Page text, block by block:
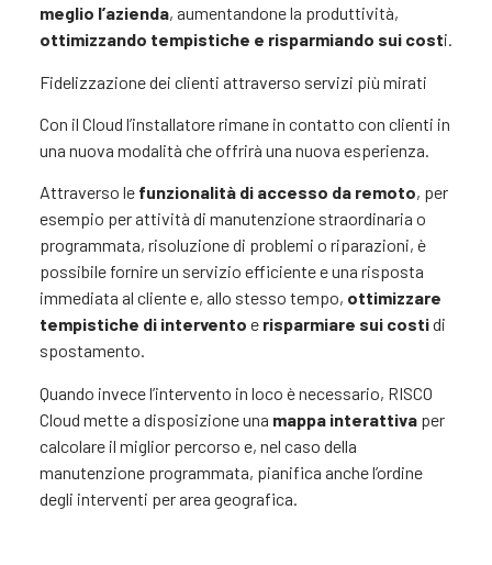
meglio l’azienda, aumentandone la produttività,
ottimizzando tempistiche e risparmiando sui costi.
Fidelizzazione dei clienti attraverso servizi più mirati
Con il Cloud l’installatore rimane in contatto con clienti in
una nuova modalità che offrirà una nuova esperienza.
Attraverso le funzionalità di accesso da remoto, per
esempio per attività di manutenzione straordinaria o
programmata, risoluzione di problemi o riparazioni, è
possibile fornire un servizio efficiente e una risposta
immediata al cliente e, allo stesso tempo, ottimizzare
tempistiche di intervento e risparmiare sui costidi
spostamento.
Quando invece l’intervento in loco è necessario, RISCO
Cloud mette a disposizione una mappa interattivaper
calcolare il miglior percorso e, nel caso della
manutenzione programmata, pianifica anche l’ordine
degli interventi per area geografica.